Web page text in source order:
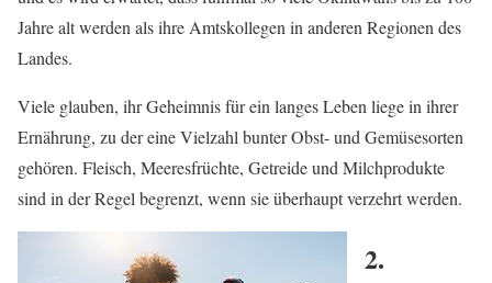
Jahre alt werden als ihre Amtskollegen in anderen Regionen des
Landes.
Viele glauben, ihr Geheimnis für ein langes Leben liege in ihrer
Ernährung, zu der eine Vielzahl bunter Obst- und Gemüsesorten
gehören. Fleisch, Meeresfrüchte, Getreide und Milchprodukte
sind in der Regel begrenzt, wenn sie überhaupt verzehrt werden.
2.